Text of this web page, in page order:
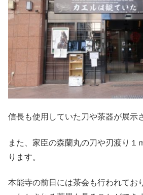
信長も使用していた刀や茶器が展示
また、家臣の森蘭丸の刀や刃渡り１
ります。
本能寺の前日には茶会も行われてお